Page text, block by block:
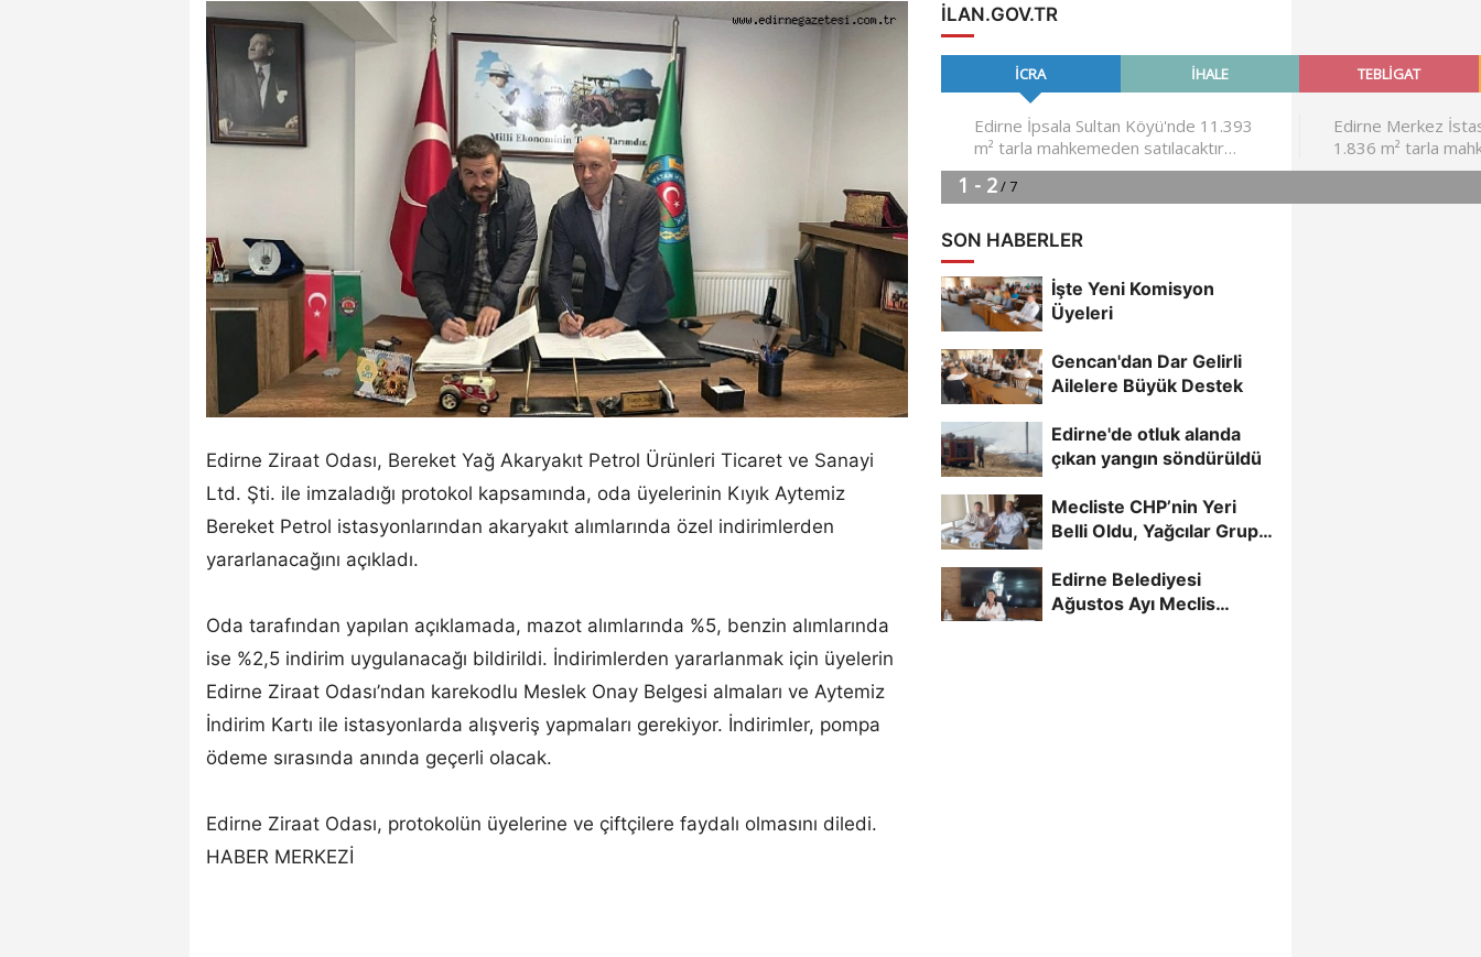
Edirne Ziraat Odası, Bereket Yağ Akaryakıt Petrol Ürünleri Ticaret ve Sanayi
Ltd. Şti. ile imzaladığı protokol kapsamında, oda üyelerinin Kıyık Aytemiz
Bereket Petrol istasyonlarından akaryakıt alımlarında özel indirimlerden
yararlanacağını açıkladı.
Oda tarafından yapılan açıklamada, mazot alımlarında %5, benzin alımlarında
ise %2,5 indirim uygulanacağı bildirildi. İndirimlerden yararlanmak için üyelerin
Edirne Ziraat Odası’ndan karekodlu Meslek Onay Belgesi almaları ve Aytemiz
İndirim Kartı ile istasyonlarda alışveriş yapmaları gerekiyor. İndirimler, pompa
ödeme sırasında anında geçerli olacak.
Edirne Ziraat Odası, protokolün üyelerine ve çiftçilere faydalı olmasını diledi.
HABER MERKEZİ
ILAN.GOV.TR
SON HABERLER
İşte Yeni Komisyon
Üyeleri
Gencan'dan Dar Gelirli
Ailelere Büyük Destek
Edirne'de otluk alanda
çıkan yangın söndürüldü
Mecliste CHP’nin Yeri
Belli Oldu, Yağcılar Grup
Edirne Belediyesi
Ağustos Ayı Meclis